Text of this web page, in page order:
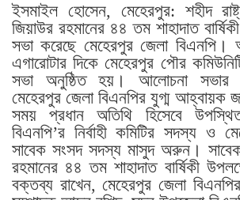
ইসমাইল হোসেন, মেহেরপুর: শহীদ
জিয়াউর রহমানের ৪৪ তম শাহাদাত
সভা করেছে মেহেরপুর জেলা
এগারোটার দিকে মেহেরপুর পৌর
সভা অনুষ্ঠিত হয়। আলোচনা সভার
মেহেরপুর জেলা বিএনপির যুগ্ম আহ্বায়ক
সময় প্রধান অতিথি হিসেবে
বিএনপি’র নির্বাহী কমিটির সদস্য ও
সাবেক সংসদ সদস্য মাসুদ অরুন। সাবেক
রহমানের ৪৪ তম শাহাদাত বার্ষিকী
বক্তব্য রাখেন, মেহেরপুর জেলা